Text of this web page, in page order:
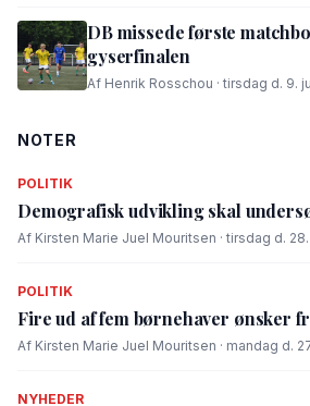
DB missede første
gyserfinalen
Af Henrik Rosschou · tirsdag d. 9.
NOTER
POLITIK
Demografisk udvikling skal
Af Kirsten Marie Juel Mouritsen · tirsdag d.
POLITIK
Fire ud af fem børnehaver ønsker
Af Kirsten Marie Juel Mouritsen · mandag d.
NYHEDER